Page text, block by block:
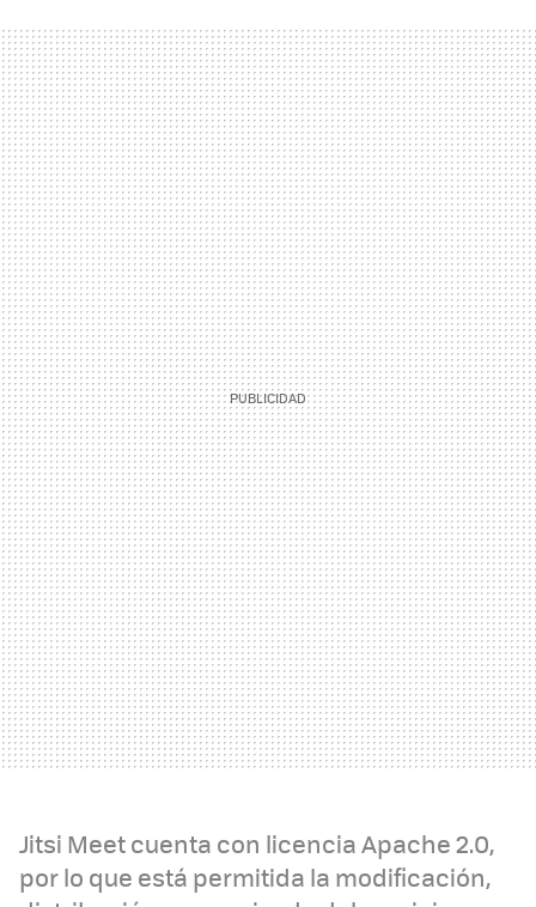
Jitsi Meet cuenta con licencia Apache 2.0,
por lo que está permitida la modificación,